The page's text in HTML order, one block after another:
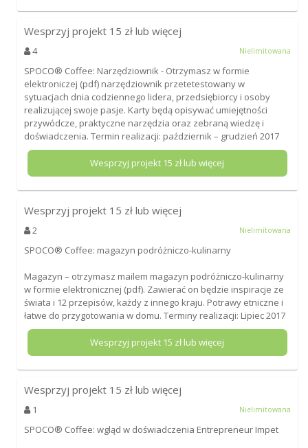
Wesprzyj projekt 15 zł lub więcej
4 Nielimitowana
SPOCO® Coffee: Narzędziownik - Otrzymasz w formie
elektroniczej (pdf) narzędziownik przetetestowany w
sytuacjach dnia codziennego lidera, przedsiębiorcy i osoby
realizującej swoje pasje. Karty będą opisywać umiejętności
przywódcze, praktyczne narzędzia oraz zebraną wiedzę i
doświadczenia. Termin realizacji: październik – grudzień 2017
Wesprzyj projekt 15 zł lub więcej
Wesprzyj projekt 15 zł lub więcej
2 Nielimitowana
SPOCO® Coffee: magazyn podróżniczo-kulinarny
Magazyn – otrzymasz mailem magazyn podróżniczo-kulinarny
w formie elektronicznej (pdf). Zawierać on będzie inspiracje ze
świata i 12 przepisów, każdy z innego kraju. Potrawy etniczne i
łatwe do przygotowania w domu. Terminy realizacji: Lipiec 2017
Wesprzyj projekt 15 zł lub więcej
Wesprzyj projekt 15 zł lub więcej
1 Nielimitowana
SPOCO® Coffee: wgląd w doświadczenia Entrepreneur Impet